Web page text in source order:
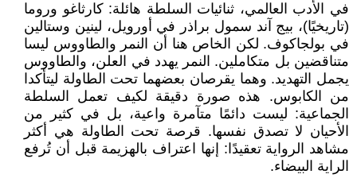
في الأدب العالمي، ثنائيات السلطة هائلة: كارثاغو وروما
(تاريخيًا)، بيج آند سمول براذر في أورويل، لينين وستالين
في بولجاكوف. لكن الخاص هنا أن النمر والطاووس ليسا
متناقضين بل متكاملين. النمر يهدد في العلن، والطاووس
يجمل التهديد. وهما يقرصان بعضهما تحت الطاولة ليتأكدا
من الكابوس. هذه صورة دقيقة لكيف تعمل السلطة
الجماعية: ليست دائمًا متآمرة واعية، بل في كثير من
الأحيان لا تصدق نفسها. قرصة تحت الطاولة هي أكثر
مشاهد الرواية تعقيدًا: إنها اعتراف بالهزيمة قبل أن تُرفع
الراية البيضاء.